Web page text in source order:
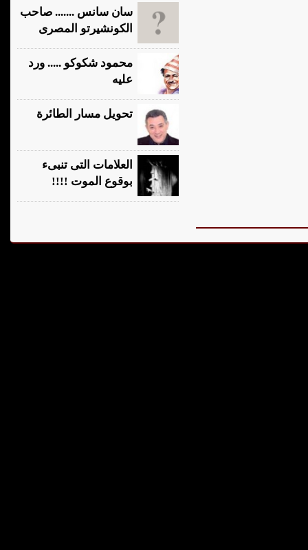
سان سانس ....... صاحب
الكونشيرتو المصرى
محمود شكوكو ..... ورد
عليه
تحويل مسار الطائرة
العلامات التى تنبىء
بوقوع الموت !!!!